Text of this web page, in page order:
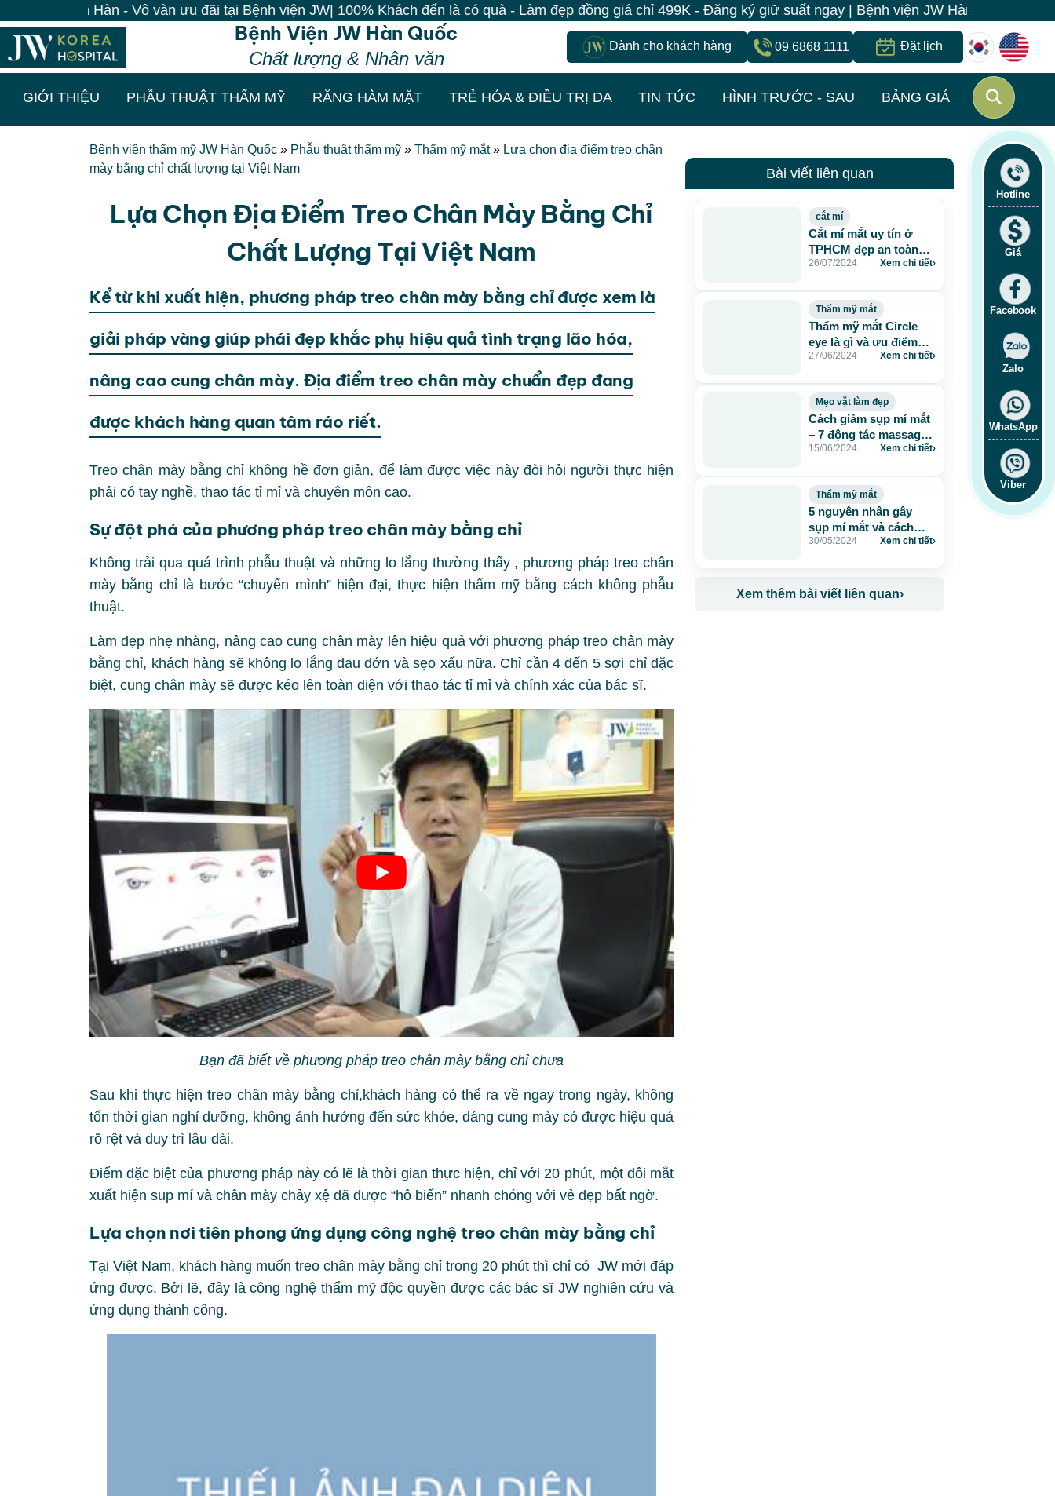
Hàn - Vô vàn ưu đãi tại Bệnh viện JW| 100% Khách đến là có quà - Làm đẹp đồng giá chỉ 499K - Đăng ký giữ suất ngay | Bệnh viện JW Hàn Quốc có 1 địa chỉ duy
Bệnh Viện JW Hàn Quốc
Chất lượng & Nhân văn
Dành cho khách hàng 09 6868 1111 Đặt lịch
GIỚI THIỆU PHẪU THUẬT THẨM MỸ RĂNG HÀM MẶT TRẺ HÓA & ĐIỀU TRỊ DA TIN TỨC HÌNH TRƯỚC - SAU BẢNG GIÁ
Bệnh viện thẩm mỹ JW Hàn Quốc » Phẫu thuật thẩm mỹ » Thẩm mỹ mắt» Lựa chọn địa điểm treo chân
mày bằng chỉ chất lượng tại Việt Nam
Lựa Chọn Địa Điểm Treo Chân Mày Bằng Chỉ
Chất Lượng Tại Việt Nam
Kể từ khi xuất hiện, phương pháp treo chân mày bằng chỉ được xem là
giải pháp vàng giúp phái đẹp khắc phụ hiệu quả tình trạng lão hóa,
nâng cao cung chân mày. Địa điểm treo chân mày chuẩn đẹp đang
được khách hàng quan tâm ráo riết.
Treo chân màybằng chỉ không hề đơn giản, để làm được việc này đòi hỏi người thực hiện
phải có tay nghề, thao tác tỉ mỉ và chuyên môn cao.
Sự đột phá của phương pháp treo chân mày bằng chỉ
Không trải qua quá trình phẫu thuật và những lo lắng thường thấy , phương pháp treo chân
mày bằng chỉ là bước “chuyển mình” hiện đại, thực hiện thẩm mỹ bằng cách không phẫu
thuật.
Làm đẹp nhẹ nhàng, nâng cao cung chân mày lên hiệu quả với phương pháp treo chân mày
bằng chỉ, khách hàng sẽ không lo lắng đau đớn và sẹo xấu nữa. Chỉ cần 4 đến 5 sợi chỉ đặc
biệt, cung chân mày sẽ được kéo lên toàn diện với thao tác tỉ mỉ và chính xác của bác sĩ.
Bạn đã biết về phương pháp treo chân mày bằng chỉ chưa
Sau khi thực hiện treo chân mày bằng chỉ,khách hàng có thể ra về ngay trong ngày, không
tốn thời gian nghỉ dưỡng, không ảnh hưởng đến sức khỏe, dáng cung mày có được hiệu quả
rõ rệt và duy trì lâu dài.
Điểm đặc biệt của phương pháp này có lẽ là thời gian thực hiện, chỉ với 20 phút, một đôi mắt
xuất hiện sup mí và chân mày chảy xệ đã được “hô biến” nhanh chóng với vẻ đẹp bất ngờ.
Lựa chọn nơi tiên phong ứng dụng công nghệ treo chân mày bằng chỉ
Tại Việt Nam, khách hàng muốn treo chân mày bằng chỉ trong 20 phút thì chỉ có JW mới đáp
ứng được. Bởi lẽ, đây là công nghệ thẩm mỹ độc quyền được các bác sĩ JW nghiên cứu và
ứng dụng thành công.
Bài viết liên quan
cắt mí
Cắt mí mắt uy tín ở
TPHCM đẹp an toàn
mà chất lượng
26/07/2024 Xem chi tiết›
Thẩm mỹ mắt
Thẩm mỹ mắt Circle
eye là gì và ưu điểm
như thế nào?
27/06/2024 Xem chi tiết›
Mẹo vặt làm đẹp
Cách giảm sụp mí mắt
– 7 động tác massage
đơn giản
15/06/2024 Xem chi tiết›
Thẩm mỹ mắt
5 nguyên nhân gây
sụp mí mắt và cách
điều trị hiệu quả
30/05/2024 Xem chi tiết›
Xem thêm bài viết liên quan›
Hotline
Giá
Facebook
Zalo
WhatsApp
Viber